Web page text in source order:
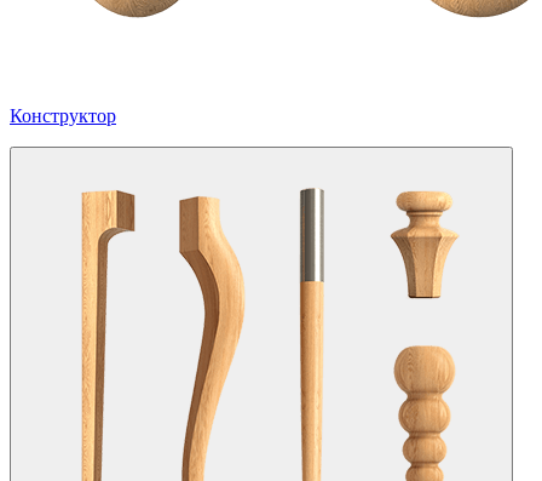
Конструктор